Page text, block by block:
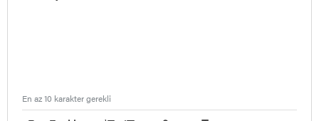
En az 10 karakter gerekli